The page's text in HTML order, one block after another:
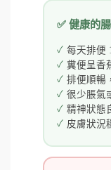
✅ 健康的
每天排便
糞便呈香
排便順暢
很少脹氣
精神狀態
皮膚狀況